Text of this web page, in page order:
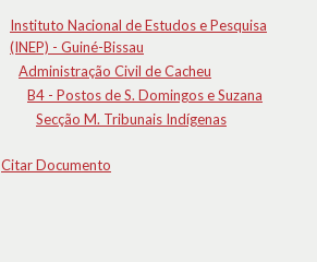
Instituto Nacional de Estudos e Pesquisa
(INEP) - Guiné-Bissau
Administração Civil de Cacheu
B4 - Postos de S. Domingos e Suzana
Secção M. Tribunais Indígenas
Citar Documento